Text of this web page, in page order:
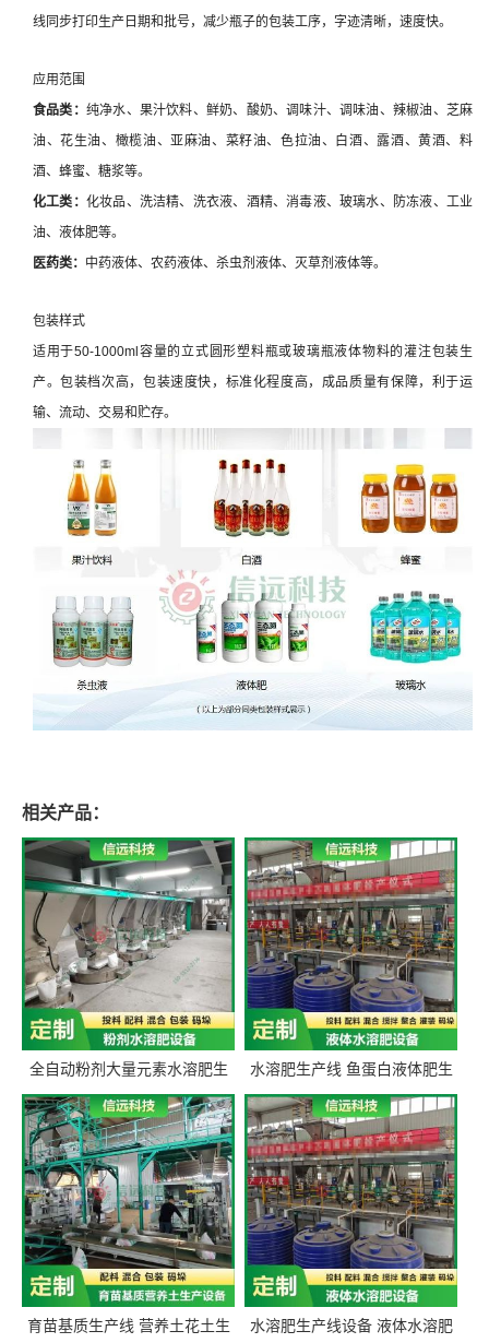
线同步打印生产日期和批号，减少瓶子的包装工序，字迹清晰，速度快。
应用范围
食品类： 纯净水、果汁饮料、鲜奶、酸奶、调味汁、调味油、辣椒油、芝麻
油、花生油、橄榄油、亚麻油、菜籽油、色拉油、白酒、露酒、黄酒、料
酒、蜂蜜、糖浆等。
化工类： 化妆品、洗洁精、洗衣液、酒精、消毒液、玻璃水、防冻液、工业
油、液体肥等。
医药类： 中药液体、农药液体、杀虫剂液体、灭草剂液体等。
包装样式
适用于50-1000ml容量的立式圆形塑料瓶或玻璃瓶液体物料的灌注包装生
产。包装档次高，包装速度快，标准化程度高，成品质量有保障，利于运
输、流动、交易和贮存。
相关产品：
全自动粉剂大量元素水溶肥生
产设备 信远科技肥料生产设备
源头厂家
水溶肥生产线 鱼蛋白液体肥生
产设备 氨基酸液态肥全套设备
育苗基质生产线 营养土花土生 水溶肥生产线设备 液体水溶肥